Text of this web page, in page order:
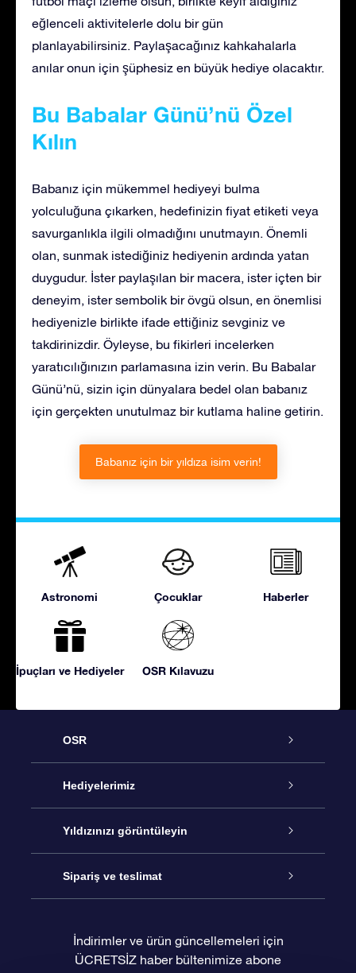
eğlenceli aktivitelerle dolu bir gün
planlayabilirsiniz. Paylaşacağınız kahkahalarla
anılar onun için şüphesiz en büyük hediye olacaktır.
Bu Babalar Günü’nü Özel
Kılın
Babanız için mükemmel hediyeyi bulma
yolculuğuna çıkarken, hedefinizin fiyat etiketi veya
savurganlıkla ilgili olmadığını unutmayın. Önemli
olan, sunmak istediğiniz hediyenin ardında yatan
duygudur. İster paylaşılan bir macera, ister içten bir
deneyim, ister sembolik bir övgü olsun, en önemlisi
hediyenizle birlikte ifade ettiğiniz sevginiz ve
takdirinizdir. Öyleyse, bu fikirleri incelerken
yaratıcılığınızın parlamasına izin verin. Bu Babalar
Günü’nü, sizin için dünyalara bedel olan babanız
için gerçekten unutulmaz bir kutlama haline getirin.
Babanız için bir yıldıza isim verin!
Astronomi Çocuklar Haberler
İpuçları ve Hediyeler OSR Kılavuzu
OSR
Hizmet
İletişim
Blogu
Değerlendirmeler
Hediyelerimiz
Çevrimiçi Yıldız Hediyesi
OSR Hediye Paketi
OSR Hediye Kartı
Yıldızınızı görüntüleyin
Star Register
Kişiselleştirilmiş Yıldız Sayfası
Sipariş ve teslimat
Ödeme bilgileri
İndirimler ve ürün güncellemeleri için
ÜCRETSİZ haber bültenimize abone